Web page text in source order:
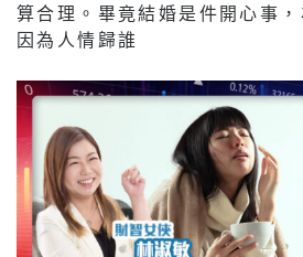
算合理。畢竟結婚是件開心事，
因為人情歸誰